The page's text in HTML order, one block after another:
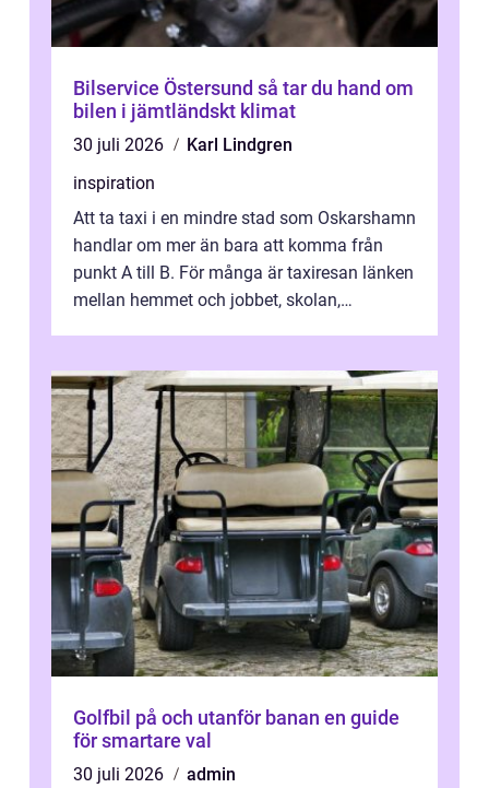
Bilservice Östersund så tar du hand om
bilen i jämtländskt klimat
30 juli 2026
Karl Lindgren
inspiration
Att ta taxi i en mindre stad som Oskarshamn
handlar om mer än bara att komma från
punkt A till B. För många är taxiresan länken
mellan hemmet och jobbet, skolan,
Golfbil på och utanför banan en guide
för smartare val
30 juli 2026
admin